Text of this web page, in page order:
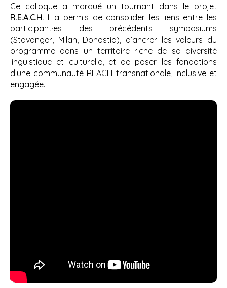
Ce colloque a marqué un tournant dans le projet
R.E.A.C.H. Il a permis de consolider les liens entre les
participant·es des précédents symposiums
(Stavanger, Milan, Donostia), d’ancrer les valeurs du
programme dans un territoire riche de sa diversité
linguistique et culturelle, et de poser les fondations
d’une communauté REACH transnationale, inclusive et
engagée.